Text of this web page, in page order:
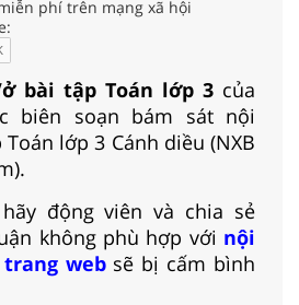
phí trên mạng xã hội
bài tập Toán lớp 3 của
biên soạn bám sát nội
lớp 3 Cánh diều (NXB
động viên và chia sẻ
không phù hợp với nội
websẽ bị cấm bình